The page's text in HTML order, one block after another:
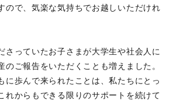
ので、気楽な気持ちでお越しいただけれ
さっていたお子さまが大学生や社会人に
のご報告をいただくことも増えました。
に歩んで来られたことは、私たちにとっ
れからもできる限りのサポートを続けて